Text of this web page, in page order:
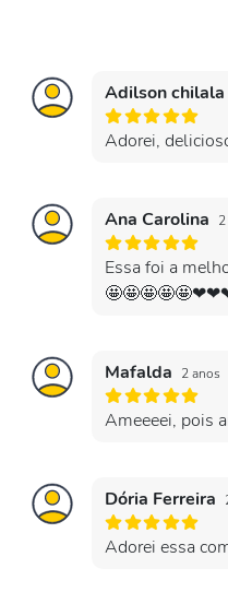
Adilson chilala
Adorei,
Ana Carolina
Essa foi a
Mafalda 2 anos
Ameeeei, pois
Dória Ferreira
Adorei essa